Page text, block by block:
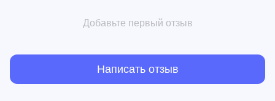
Добавьте первый отзыв
Написать отзыв